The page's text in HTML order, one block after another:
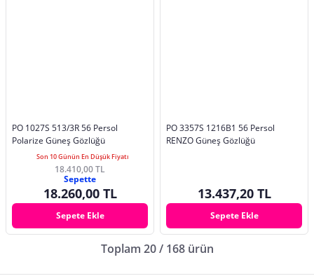
PO 1027S 513/3R 56 Persol
Polarize Güneş Gözlüğü
Son 10 Günün En Düşük Fiyatı
18.410,00 TL
Sepette
18.260,00 TL
Sepete Ekle
PO 3357S 1216B1 56 Persol
RENZO Güneş Gözlüğü
13.437,20 TL
Sepete Ekle
Toplam 20 / 168 ürün